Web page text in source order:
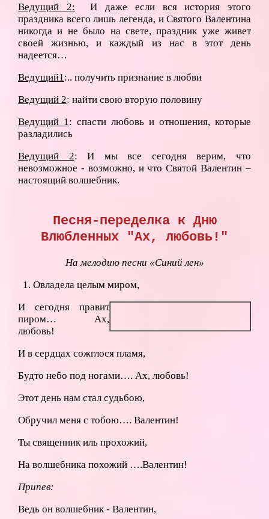
Ведущий 2: И даже если вся история этого
праздника всего лишь легенда, и Святого Валентина
никогда и не было на свете, праздник уже живет
своей жизнью, и каждый из нас в этот день
надеется…
Ведущий1 :.. получить признание в любви
Ведущий 2: найти свою вторую половину
Ведущий 1 : спасти любовь и отношения, которые
разладились
Ведущий 2: И мы все сегодня верим, что
невозможное - возможно, и что Святой Валентин –
настоящий волшебник.
Песня-переделка к Дню
Влюбленных "Ах, любовь!"
На мелодию песни «Синий лен»
1. Овладела целым миром,
И сегодня правит
пиром… Ах,
любовь!
И в сердцах сожглося пламя,
Будто небо под ногами…. Ах, любовь!
Этот день нам стал судьбою,
Обручил меня с тобою…. Валентин!
Ты священник иль прохожий,
На волшебника похожий ….Валентин!
Припев:
Ведь он волшебник - Валентин,